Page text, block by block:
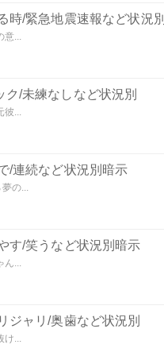
時/緊急地震速報など状況別
意...
ク/未練なしなど状況別
彼...
/連続など状況別暗示
の...
す/笑うなど状況別暗示
ん...
ジャリ/奥歯など状況別
け...